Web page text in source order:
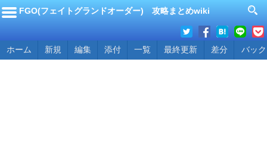
FGO(フェイトグランドオーダー) 攻略まとめwiki
ホーム 新規 編集 添付 一覧 最終更新 差分 バッ